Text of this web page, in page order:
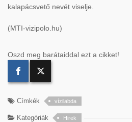
kalapácsvető nevét viselje.
(MTI-vizipolo.hu)
Oszd meg barátaiddal ezt a cikket!
Címkék vízilabda
Kategóriák Hirek